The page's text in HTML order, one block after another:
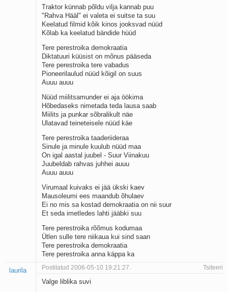
Traktor künnab põldu vilja kannab puu
"Rahva Hääl" ei valeta ei suitse ta suu
Keelatud filmid kõik kinos jooksvad nüüd
Kõlab ka keelatud bändide hüüd
Tere perestroika demokraatia
Diktatuuri küüsist on mõnus pääseda
Tere perestroika tere vabadus
Pioneerilaulud nüüd kõigil on suus
Auuu auuu
Nüüd miilitsamunder ei aja öökima
Hõbedaseks nimetada teda lausa saab
Miilits ja punkar sõbralikult näe
Ulatavad teineteisele nüüd käe
Tere perestroika taaderiideraa
Sinule ja minule kuulub nüüd maa
On igal aastal juubel - Suur Viinakuu
Juubeldab rahvas juhhei auuu
Auuu auuu
Virumaal kuivaks ei jää ükski kaev
Mausoleumi ees maandub õhulaev
Ei no mis sa kostad demokraatia on nii suur
Et seda imetledes lahti jääbki suu
Tere perestroika rõõmus kodumaa
Ütlen sulle tere niikaua kui sind saan
Tere perestroika demokraatia
Tere perestroika anna käppa ka
laurila Postitatud 2006-05-10 19:21:27. Tsiteeri
Valge liblika suvi